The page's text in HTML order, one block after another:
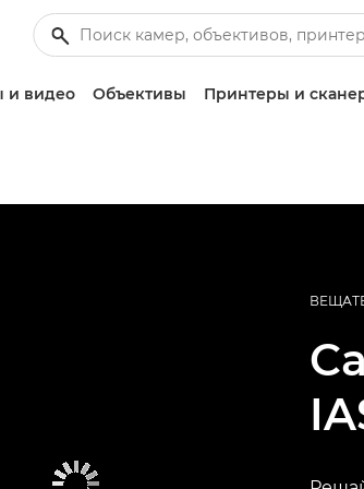
и видео Объективы Принтеры и